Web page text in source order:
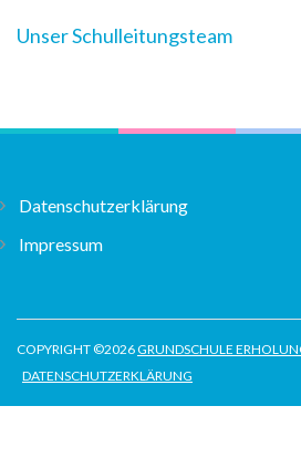
Post
Unser Schulleitungsteam
Datenschutzerklärung
Impressum
COPYRIGHT ©2026GRUNDSCHULE
DATENSCHUTZERKLÄRUNG